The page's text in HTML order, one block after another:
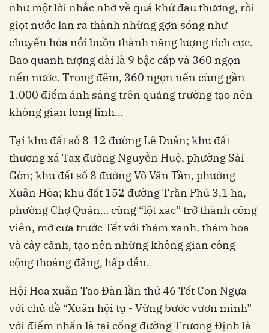
như một lời nhắc nhở về quá khứ đau thương, rồi
giọt nước lan ra thành những gợn sóng như
chuyển hóa nỗi buồn thành năng lượng tích cực.
Bao quanh tượng đài là 9 bậc cấp và 360 ngọn
nến nước. Trong đêm, 360 ngọn nến cùng gần
1.000 điểm ánh sáng trên quảng trường tạo nên
không gian lung linh…
Tại khu đất số 8-12 đường Lê Duẩn; khu đất
thương xá Tax đường Nguyễn Huệ, phường Sài
Gòn; khu đất số 8 đường Võ Văn Tần, phường
Xuân Hòa; khu đất 152 đường Trần Phú 3,1 ha,
phường Chợ Quán… cũng “lột xác” trở thành công
viên, mở cửa trước Tết với thảm xanh, thảm hoa
và cây cảnh, tạo nên những không gian công
cộng thoáng đãng, hấp dẫn.
Hội Hoa xuân Tao Đàn lần thứ 46 Tết Con Ngựa
với chủ đề “Xuân hội tụ - Vững bước vươn mình”
với điểm nhấn là tại cổng đường Trương Định là